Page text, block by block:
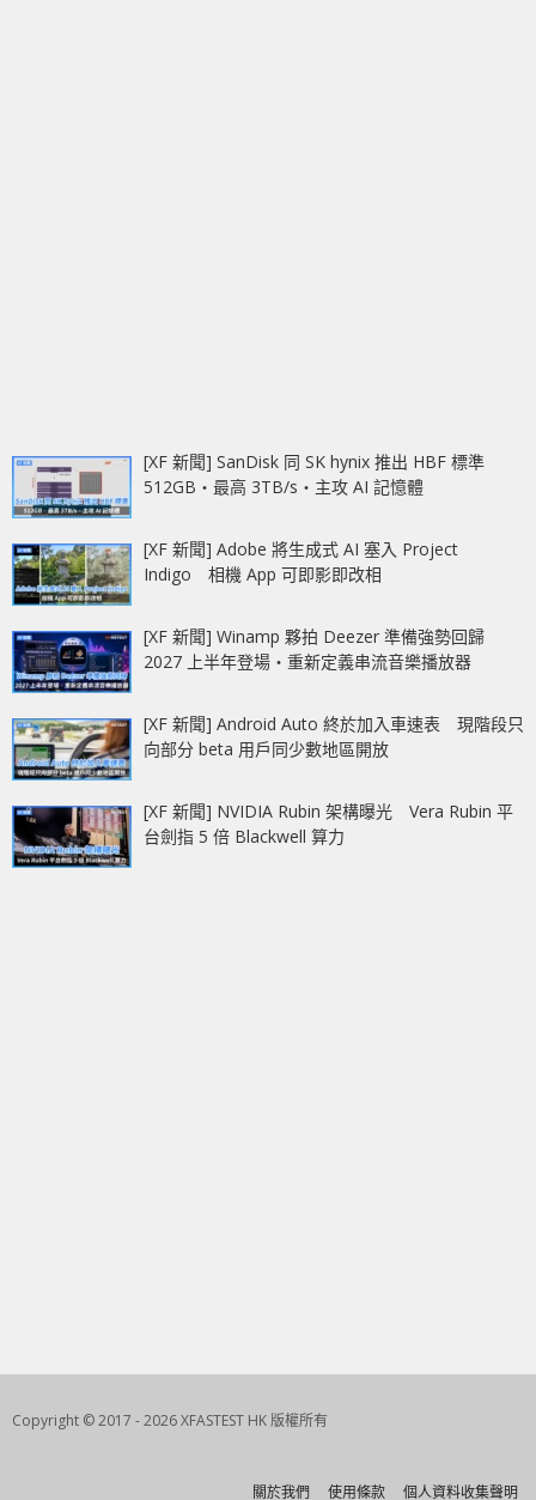
[XF 新聞] SanDisk 同 SK hynix 推出 HBF 標準
512GB‧最高 3TB/s‧主攻 AI 記憶體
[XF 新聞] Adobe 將生成式 AI 塞入 Project
Indigo 相機 App 可即影即改相
[XF 新聞] Winamp 夥拍 Deezer 準備強勢回歸
2027 上半年登場‧重新定義串流音樂播放器
[XF 新聞] Android Auto 終於加入車速表 現階段只
向部分 beta 用戶同少數地區開放
[XF 新聞] NVIDIA Rubin 架構曝光 Vera Rubin 平
台劍指 5 倍 Blackwell 算力
Copyright © 2017 - 2026 XFASTEST HK 版權所有
關於我們 使用條款 個人資料收集聲明